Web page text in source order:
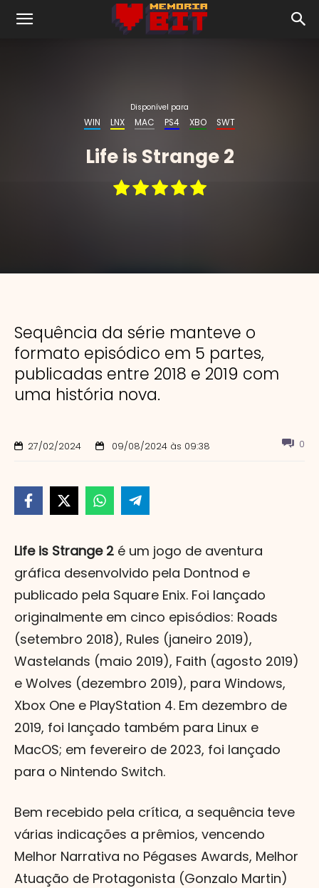
Disponível para
Life is Strange 2
Sequência da série manteve o
formato episódico em 5 partes,
publicadas entre 2018 e 2019 com
uma história nova.
27/02/2024 09/08/2024 às 09:38 0
Life is Strange 2 é um jogo de aventura
gráfica desenvolvido pela Dontnod e
publicado pela Square Enix. Foi lançado
originalmente em cinco episódios: Roads
(setembro 2018), Rules (janeiro 2019),
Wastelands (maio 2019), Faith (agosto 2019)
e Wolves (dezembro 2019), para Windows,
Xbox One e PlayStation 4. Em dezembro de
2019, foi lançado também para Linux e
MacOS; em fevereiro de 2023, foi lançado
para o Nintendo Switch.
Bem recebido pela crítica, a sequência teve
várias indicações a prêmios, vencendo
Melhor Narrativa no Pégases Awards, Melhor
Atuação de Protagonista (Gonzalo Martin)